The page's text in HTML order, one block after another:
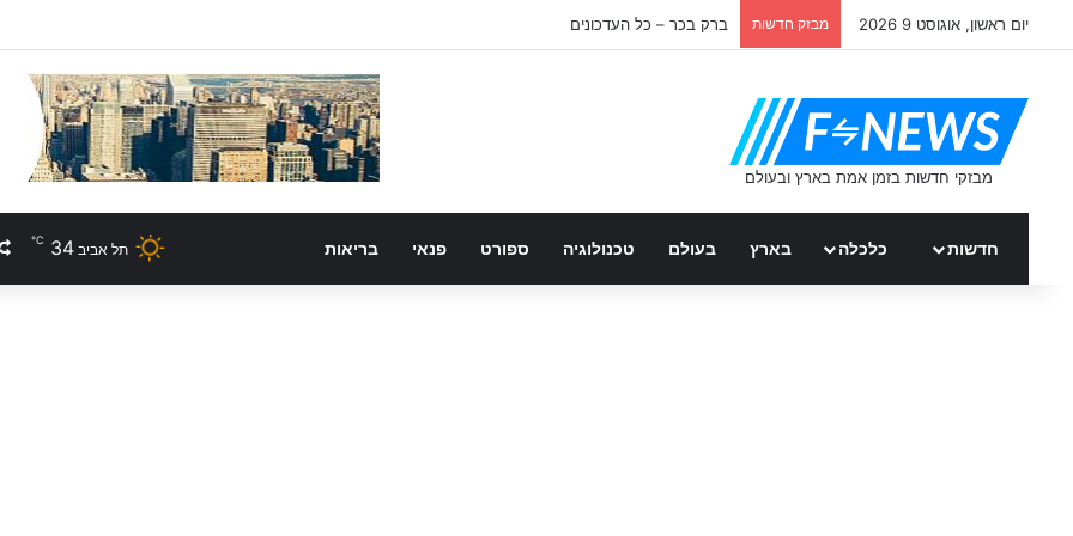
יום ראשון, אוגוסט 9 2026 מבזק חדשות ברק בכר – כל העדכונים
חדשות כלכלה בארץ בעולם טכנולוגיה ספורט פנאי בריאות תל אביב 34
℃